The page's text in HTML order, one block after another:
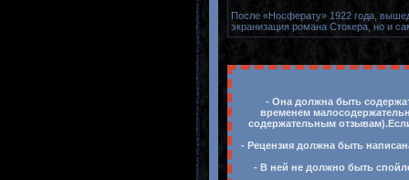
После «Носферату» 1922 года,
экранизация романа Стокера, но и
- Она должна быть
временем
содержательным
- Рецензия должна быть
- В ней не должно быть